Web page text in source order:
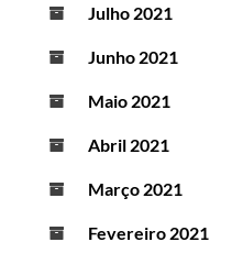
Julho 2021
Junho 2021
Maio 2021
Abril 2021
Março 2021
Fevereiro 2021